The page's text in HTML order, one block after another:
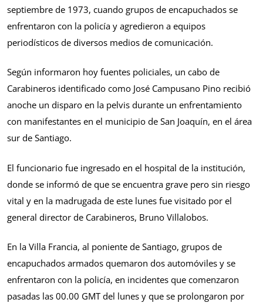
septiembre de 1973, cuando grupos de encapuchados se
enfrentaron con la policía y agredieron a equipos
periodísticos de diversos medios de comunicación.
Según informaron hoy fuentes policiales, un cabo de
Carabineros identificado como José Campusano Pino recibió
anoche un disparo en la pelvis durante un enfrentamiento
con manifestantes en el municipio de San Joaquín, en el área
sur de Santiago.
El funcionario fue ingresado en el hospital de la institución,
donde se informó de que se encuentra grave pero sin riesgo
vital y en la madrugada de este lunes fue visitado por el
general director de Carabineros, Bruno Villalobos.
En la Villa Francia, al poniente de Santiago, grupos de
encapuchados armados quemaron dos automóviles y se
enfrentaron con la policía, en incidentes que comenzaron
pasadas las 00.00 GMT del lunes y que se prolongaron por